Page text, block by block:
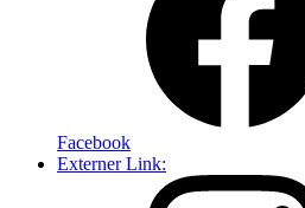
Facebook
Externer Link: